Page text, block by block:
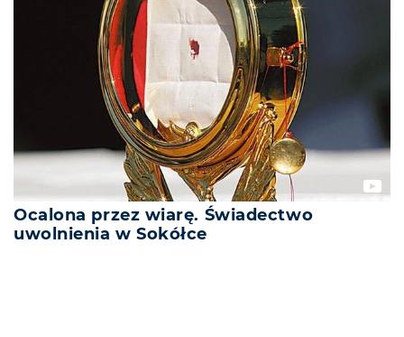
Ocalona przez wiarę. Świadectwo
uwolnienia w Sokółce